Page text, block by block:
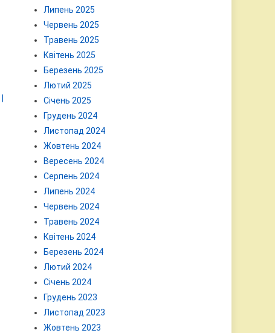
Липень 2025
Червень 2025
Травень 2025
Квітень 2025
Березень 2025
Лютий 2025
Січень 2025
Грудень 2024
Листопад 2024
Жовтень 2024
Вересень 2024
Серпень 2024
Липень 2024
Червень 2024
Травень 2024
Квітень 2024
Березень 2024
Лютий 2024
Січень 2024
Грудень 2023
Листопад 2023
Жовтень 2023